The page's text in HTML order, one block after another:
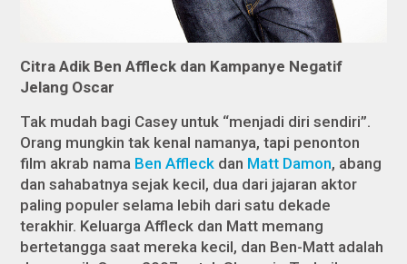
Citra Adik Ben Affleck dan Kampanye Negatif
Jelang Oscar
Tak mudah bagi Casey untuk “menjadi diri sendiri”.
Orang mungkin tak kenal namanya, tapi penonton
film akrab nama Ben Affleck dan Matt Damon, abang
dan sahabatnya sejak kecil, dua dari jajaran aktor
paling populer selama lebih dari satu dekade
terakhir. Keluarga Affleck dan Matt memang
bertetangga saat mereka kecil, dan Ben-Matt adalah